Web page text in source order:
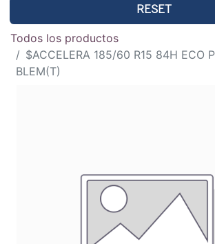
RESET
Todos los productos
$ACCELERA 185/60 R15 84H ECO
BLEM(T)